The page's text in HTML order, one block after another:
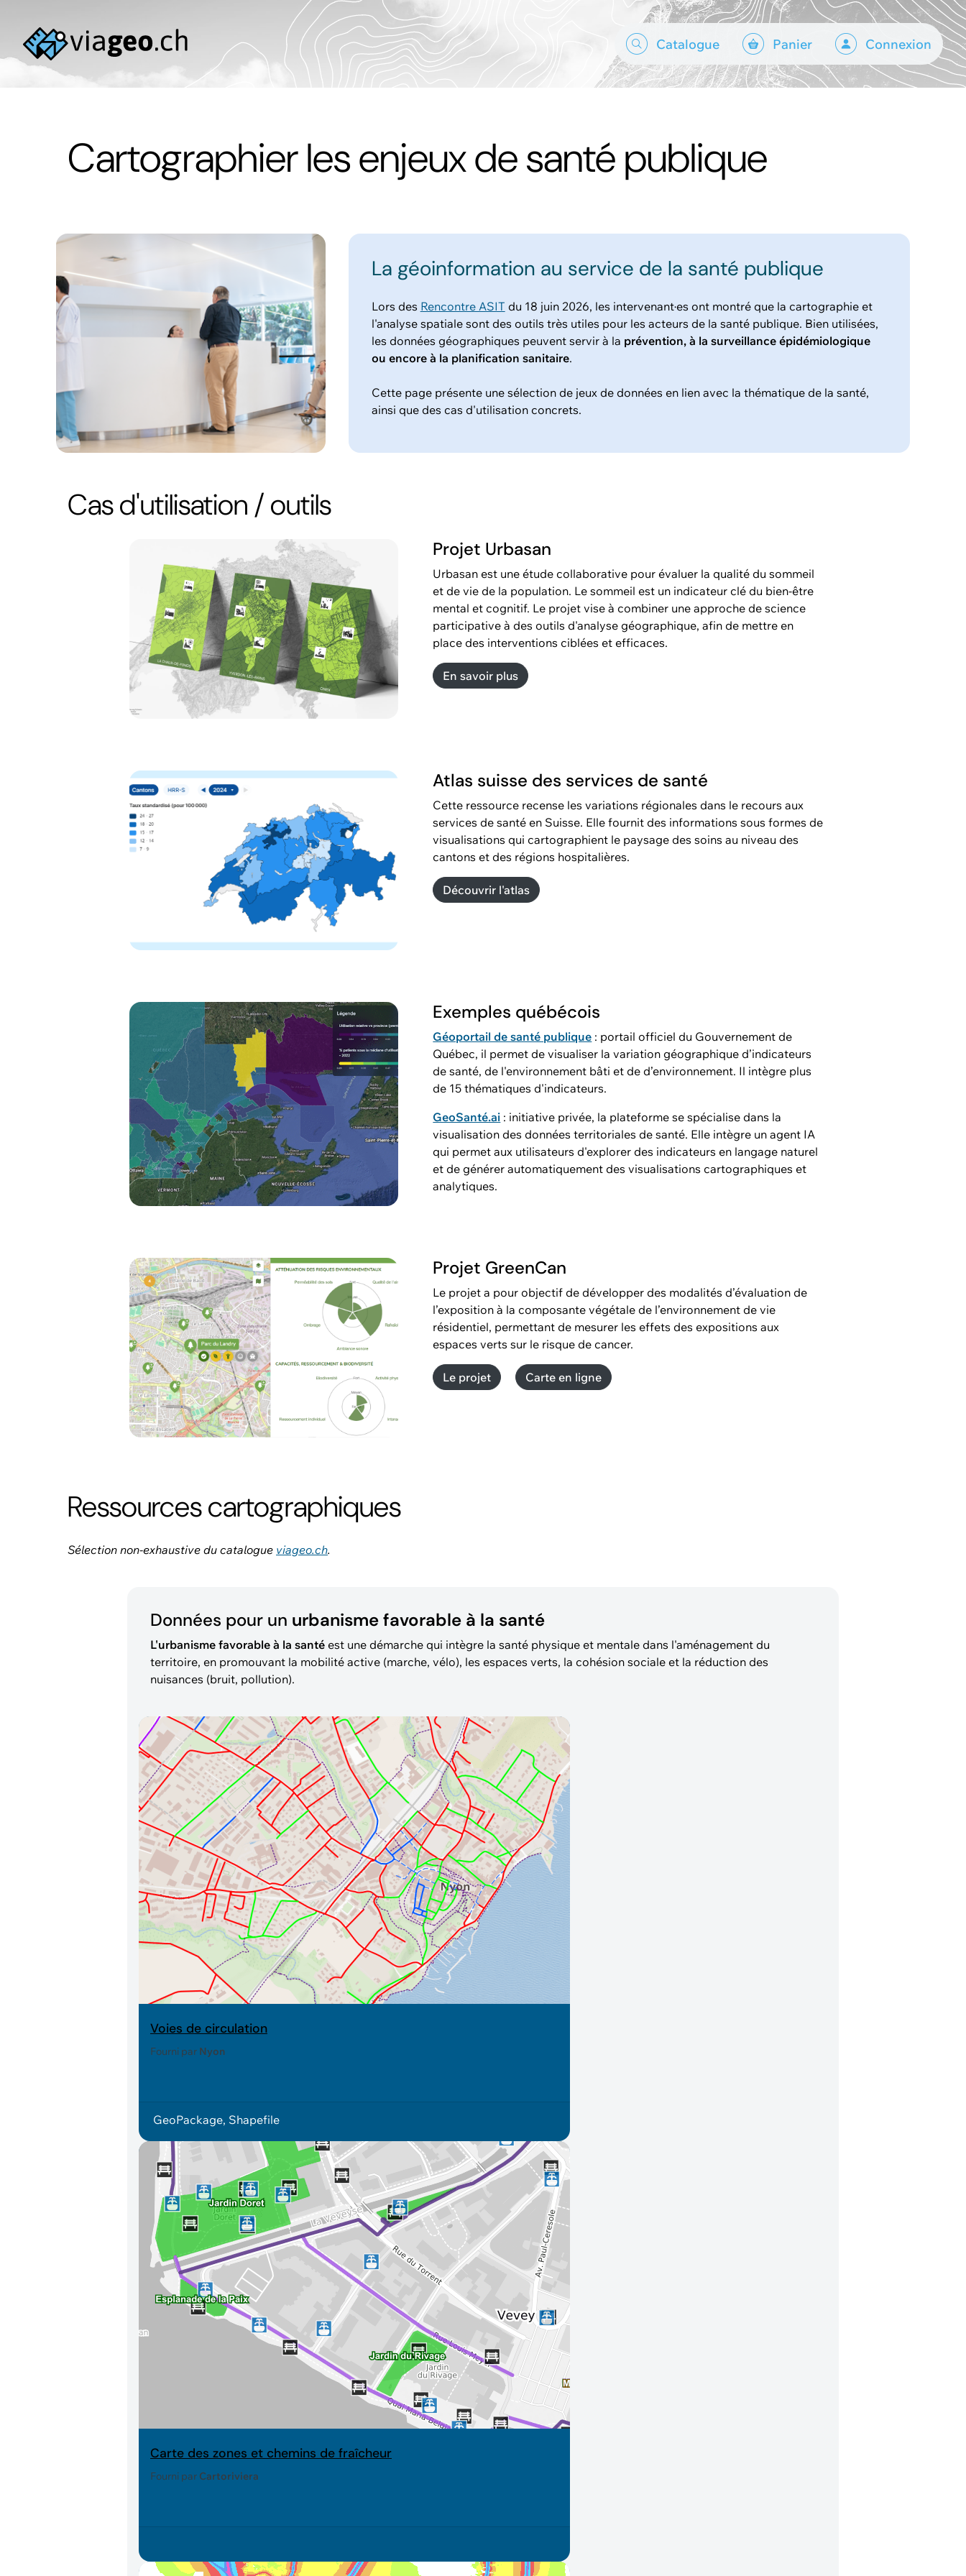
Catalogue Panier Connexion
Cartographier les enjeux de santé publique
La géoinformation au service de la santé publique
Lors des Rencontre ASIT du 18 juin 2026, les intervenant·es ont montré que la cartographie et
l'analyse spatiale sont des outils très utiles pour les acteurs de la santé publique. Bien utilisées,
les données géographiques peuvent servir à la prévention, à la surveillance épidémiologique
ou encore à la planification sanitaire.
Cette page présente une sélection de jeux de données en lien avec la thématique de la santé,
ainsi que des cas d'utilisation concrets.
Cas d'utilisation / outils
Projet Urbasan
Urbasan est une étude collaborative pour évaluer la qualité du sommeil
et de vie de la population. Le sommeil est un indicateur clé du bien-être
mental et cognitif. Le projet vise à combiner une approche de science
participative à des outils d'analyse géographique, afin de mettre en
place des interventions ciblées et efficaces.
En savoir plus
Atlas suisse des services de santé
Cette ressource recense les variations régionales dans le recours aux
services de santé en Suisse. Elle fournit des informations sous formes de
visualisations qui cartographient le paysage des soins au niveau des
cantons et des régions hospitalières.
Découvrir l'atlas
Exemples québécois
Géoportail de santé publique : portail officiel du Gouvernement de
Québec, il permet de visualiser la variation géographique d’indicateurs
de santé, de l'environnement bâti et de d’environnement. Il intègre plus
de 15 thématiques d'indicateurs.
GeoSanté.ai : initiative privée, la plateforme se spécialise dans la
visualisation des données territoriales de santé. Elle intègre un agent IA
qui permet aux utilisateurs d'explorer des indicateurs en langage naturel
et de générer automatiquement des visualisations cartographiques et
analytiques.
Projet GreenCan
Le projet a pour objectif de développer des modalités d’évaluation de
l’exposition à la composante végétale de l’environnement de vie
résidentiel, permettant de mesurer les effets des expositions aux
espaces verts sur le risque de cancer.
Le projet Carte en ligne
Ressources cartographiques
Sélection non-exhaustive du catalogue viageo.ch.
Données pour un urbanisme favorable à la santé
L'urbanisme favorable à la santé est une démarche qui intègre la santé physique et mentale dans l'aménagement du
territoire, en promouvant la mobilité active (marche, vélo), les espaces verts, la cohésion sociale et la réduction des
nuisances (bruit, pollution).
Voies de circulation
Fourni par Nyon
GeoPackage, Shapefile
Carte des zones et chemins de fraîcheur
Fourni par Cartoriviera